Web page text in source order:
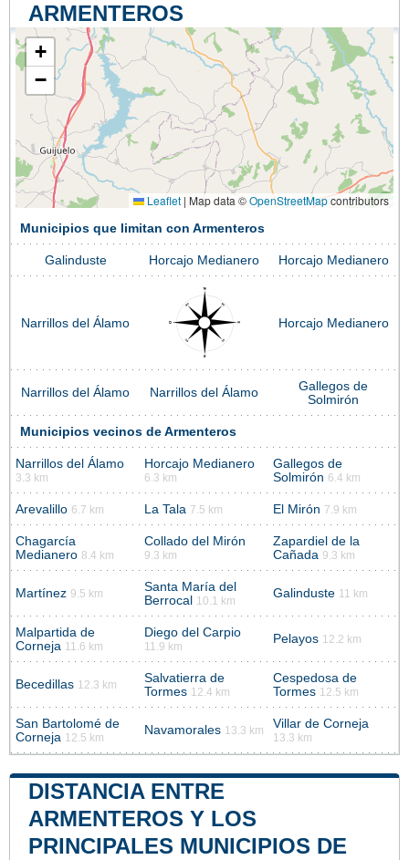
ARMENTEROS
+
−
Leaflet | Map data ©OpenStreetMapcontributors
Municipios que limitan con Armenteros
Galinduste Horcajo Medianero Horcajo Medianero
Narrillos del Álamo Horcajo Medianero
Narrillos del Álamo Narrillos del Álamo
Gallegos de
Solmirón
Municipios vecinos de Armenteros
Narrillos del Álamo
3.3 km
Horcajo Medianero
6.3 km
Gallegos de
Solmirón 6.4 km
Arevalillo 6.7 km La Tala 7.5 km El Mirón 7.9 km
Chagarcía
Medianero 8.4 km
Collado del Mirón
9.3 km
Zapardiel de la
Cañada 9.3 km
Martínez 9.5 km
Santa María del
Berrocal
10.1 km
Galinduste 11 km
Malpartida de
Corneja 11.6 km
Diego del Carpio
11.9 km
Pelayos 12.2 km
Becedillas 12.3 km
Salvatierra de
Tormes 12.4 km
Cespedosa de
Tormes 12.5 km
San Bartolomé de
Corneja 12.5 km
Navamorales 13.3 km Villar de Corneja
13.3 km
DISTANCIA ENTRE
ARMENTEROS Y LOS
PRINCIPALES MUNICIPIOS DE